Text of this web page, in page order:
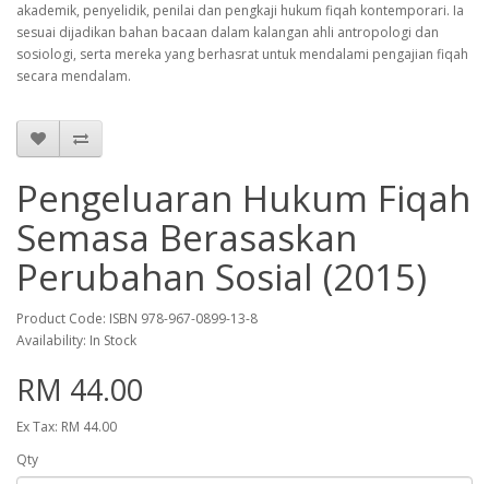
akademik, penyelidik, penilai dan pengkaji hukum fiqah kontemporari. Ia
sesuai dijadikan bahan bacaan dalam kalangan ahli antropologi dan
sosiologi, serta mereka yang berhasrat untuk mendalami pengajian fiqah
secara mendalam.
Pengeluaran Hukum Fiqah
Semasa Berasaskan
Perubahan Sosial (2015)
Product Code: ISBN 978-967-0899-13-8
Availability: In Stock
RM 44.00
Ex Tax: RM 44.00
Qty